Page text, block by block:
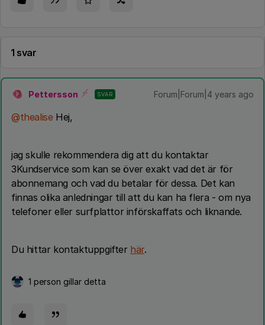
1 svar
P Pettersson SVAR Forum|Forum|4 years ago
@thealise Hej,
jag skulle rekommendera dig att du kontaktar
3Kundservice som kan se över exakt vad det är för
abonnemang och vad du betalar för dessa. Det kan
finnas olika anledningar till att du kan ha flera - om nya
telefoner eller surfplattor införskaffats och liknande.
Du hittar kontaktuppgifter här.
1 person gillar detta